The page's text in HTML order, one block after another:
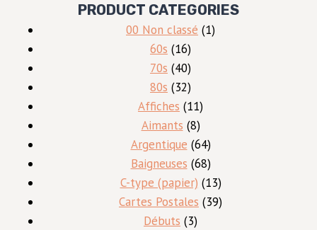
PRODUCT CATEGORIES
00 Non classé 11
60s 1616
produits
70s 4040
produits
80s 3232
produits
Affiches 1111
produits
Aimants 88
produits
Argentique 6464
produits
Baigneuses 6868
produits
C-type (papier) 1313
produits
Cartes Postales 3939
Débuts 33